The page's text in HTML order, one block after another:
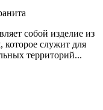
собой изделие из
которое служит для
территорий...